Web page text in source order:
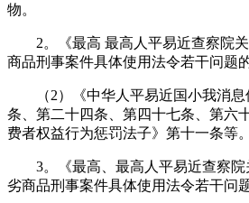
物。
2。《最高 最高人平易近查察院关
商品刑事案件具体使用法令若干问题
（2）《中华人平易近国小我消息
条、第二十四条、第四十七条、第六
费者权益行为惩罚法子》第十一条等。
3。《最高、最高人平易近查察院
劣商品刑事案件具体使用法令若干问